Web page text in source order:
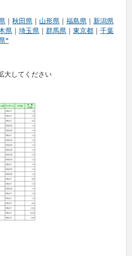
｜秋田県 山形県 ｜福島県
新潟県
県 ｜埼玉県 ｜群馬県 ｜東京都 ｜千葉
*
大してください